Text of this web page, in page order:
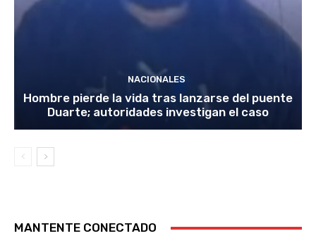
NACIONALES
Hombre pierde la vida tras lanzarse del puente
Duarte; autoridades investigan el caso
MANTENTE CONECTADO